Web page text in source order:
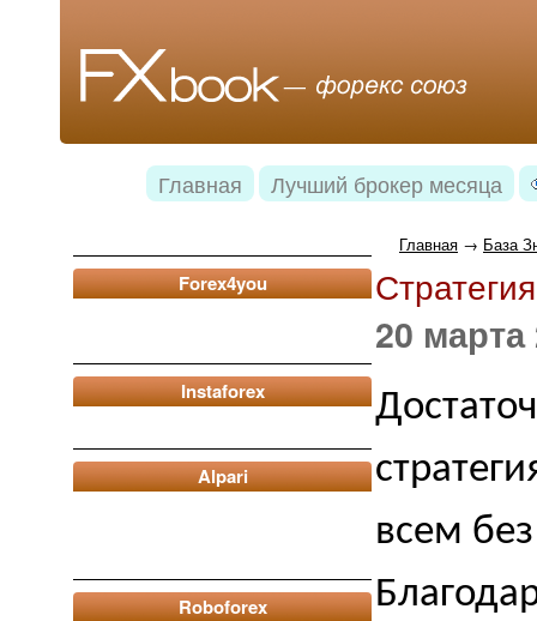
Главная Лучший брокер месяца
Forex4you
Instaforex
Alpari
Roboforex
Главная → База
20 марта
всем